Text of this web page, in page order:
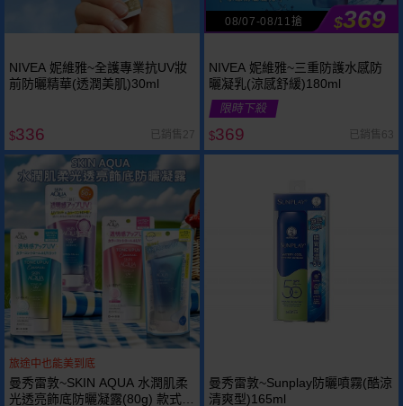
NIVEA 妮維雅~全護專業抗UV妝
前防曬精華(透潤美肌)30ml
$336 已銷售27
08/07-08/11搶 $369
NIVEA 妮維雅~三重防護水感防
曬凝乳(涼感舒緩)180ml
限時下殺
$369 已銷售63
旅途中也能美到底
曼秀雷敦~SKIN AQUA 水潤肌柔
光透亮飾底防曬凝露(80g) 款式可
曼秀雷敦~Sunplay防曬噴霧(酷涼
清爽型)165ml